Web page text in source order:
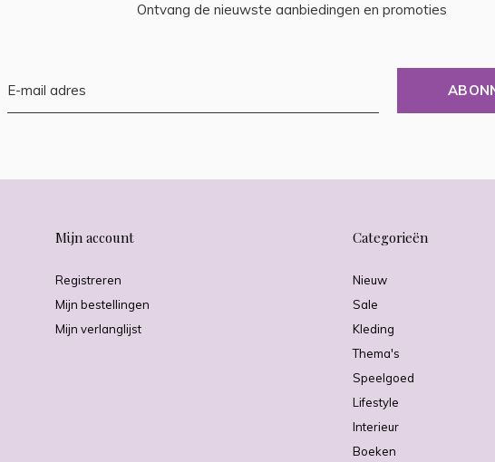
Ontvang de nieuwste aanbiedingen en promoties
Mijn account
Registreren
Mijn bestellingen
Mijn verlanglijst
Categorieën
Nieuw
Sale
Kleding
Thema's
Speelgoed
Lifestyle
Interieur
Boeken